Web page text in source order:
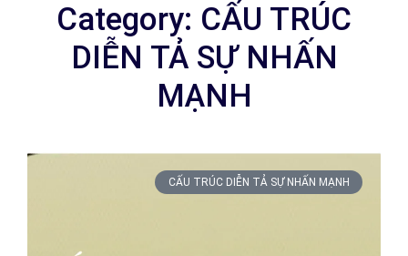
Category: CẤU TRÚC
DIỄN TẢ SỰ NHẤN
MẠNH
CẤU TRÚC DIỄN TẢ SỰ NHẤN MẠNH